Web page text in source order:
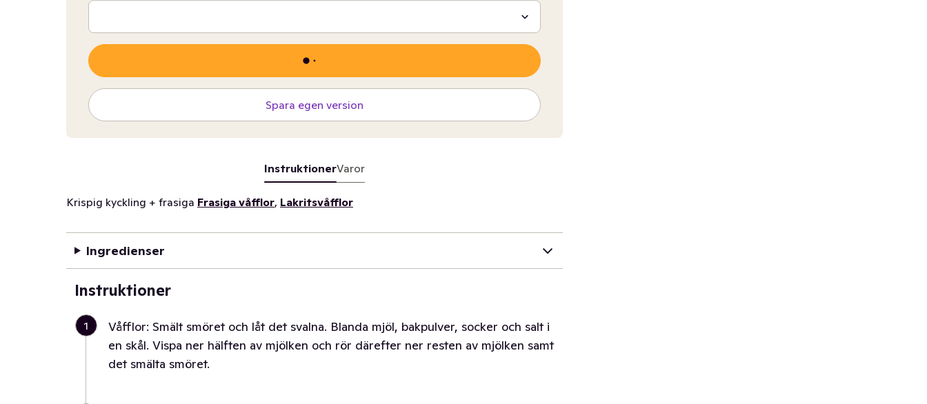
Spara egen version
InstruktionerVaror
Krispig kyckling + frasiga Frasiga våfflor, Lakritsvåfflor
Ingredienser
Instruktioner
1
Våfflor: Smält smöret och låt det svalna. Blanda mjöl, bakpulver, socker och salt i
en skål. Vispa ner hälften av mjölken och rör därefter ner resten av mjölken samt
det smälta smöret.